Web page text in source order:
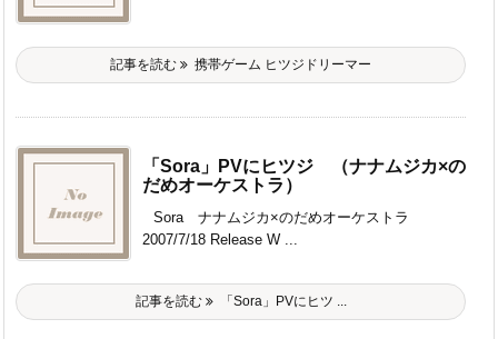
記事を読む 携帯ゲーム ヒツジドリーマー
「Sora」PVにヒツジ （ナナムジカ×の
だめオーケストラ）
Sora ナナムジカ×のだめオーケストラ
2007/7/18 Release W ...
記事を読む 「Sora」PVにヒツ ...